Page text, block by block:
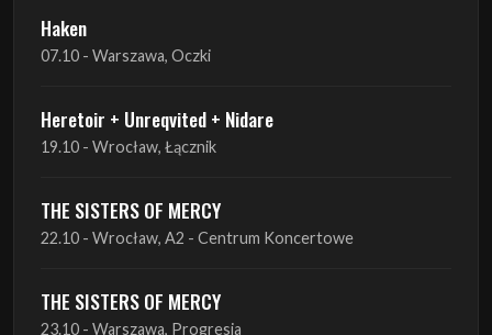
Heretoir + Unreqvited + Nidare
THE SISTERS OF MERCY
22.10 - Wrocław, A2 - Centrum Koncertowe
THE SISTERS OF MERCY
Lone Assembly